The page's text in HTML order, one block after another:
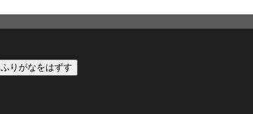
ふりがなをはずす